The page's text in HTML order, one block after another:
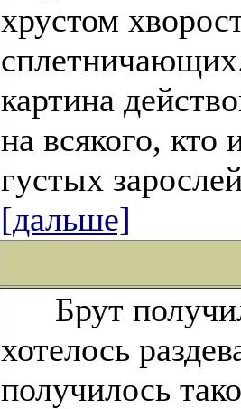
хрустом
картина
на всякого, кто
густых
[дальше]
Брут
хотелось
получилось